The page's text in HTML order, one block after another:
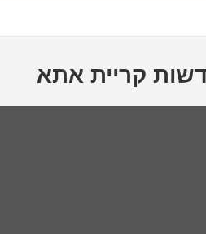
קריית אתא